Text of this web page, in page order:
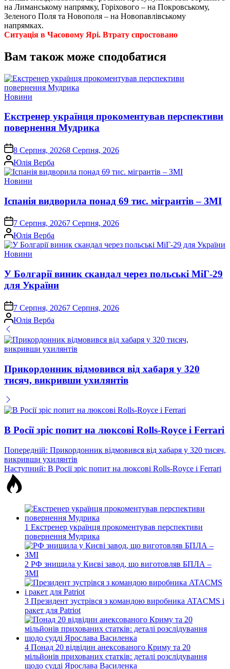
на Лиманському напрямку, Горіхового – на Покровському,
Зеленого Поля та Новополя – на Новопавлівському
напрямках.
Ситуація в Часовому Ярі. Втрату спростовано
Вам також може сподобатися
Опублікувати
Новини
Екстренер українця прокоментував перспективи
повернення Мудрика
on8 Серпня, 20268 Серпня, 2026
Опубліковано
Юлія Верба
Опублікувати
Новини
Іспанія видворила понад 69 тис. мігрантів – ЗМІ
on 7 Серпня, 20267 Серпня, 2026
Опубліковано
Юлія Верба
Опублікувати
Новини
У Болгарії виник скандал через польські МіГ-29
для України
on 7 Серпня, 20267 Серпня, 2026
Опубліковано
Юлія Верба
Прикордонник відмовився від хабаря у 320
тисяч, викривши ухилянтів
В Росії зріс попит на люксові Rolls-Royce і Ferrari
Навігація
записів
Попередній: Прикордонник відмовився від хабаря у 320 тисяч,
викривши ухилянтів
Наступний: В Росії зріс попит на люксові Rolls-Royce і Ferrari
1 Екстренер українця прокоментував перспективи
повернення Мудрика
2 РФ знищила у Києві завод, що виготовляв БПЛА –
ЗМІ
3 Президент зустрівся з командою виробника ATACMS і
ракет для Patriot
4 Понад 20 відвідин анексованого Криму та 20
мільйонів прихованих статків: деталі розслідування
щодо судді Ярослава Василенка